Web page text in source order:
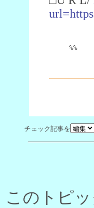
%%
チェック記事を
このトピ